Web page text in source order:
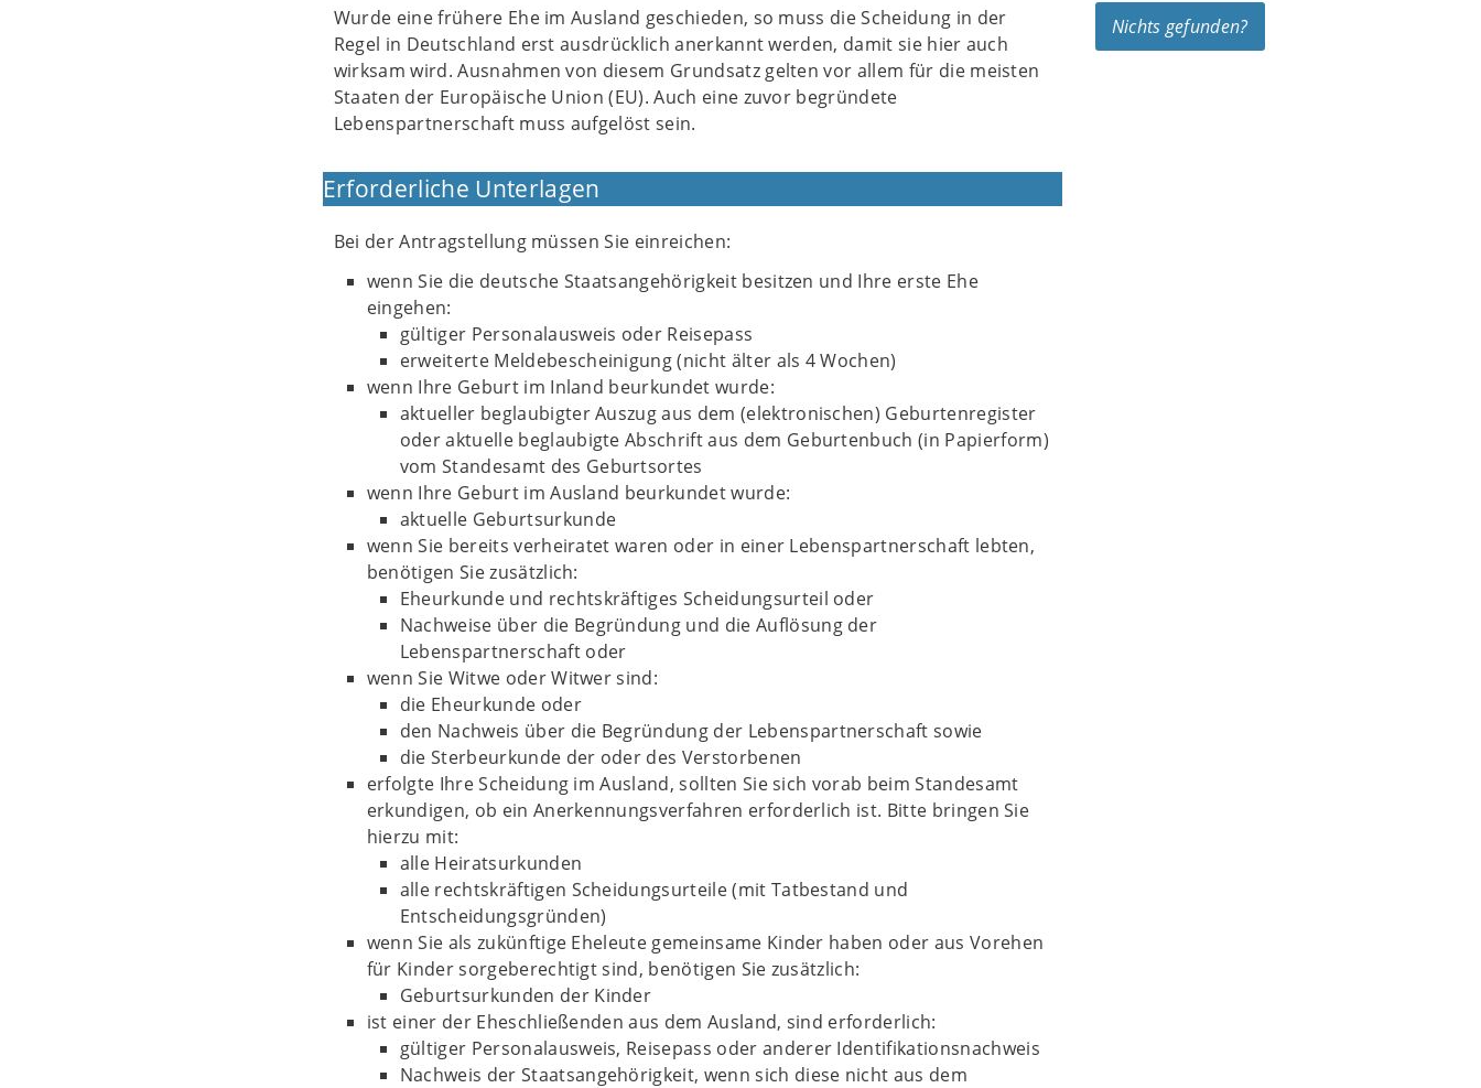
Wurde eine frühere Ehe im Ausland geschieden, so muss die Scheidung in der
Regel in Deutschland erst ausdrücklich anerkannt werden, damit sie hier auch
wirksam wird. Ausnahmen von diesem Grundsatz gelten vor allem für die meisten
Staaten der Europäische Union (EU). Auch eine zuvor begründete
Lebenspartnerschaft muss aufgelöst sein.
Erforderliche Unterlagen
Bei der Antragstellung müssen Sie einreichen:
wenn Sie die deutsche Staatsangehörigkeit besitzen und Ihre erste Ehe
eingehen:
gültiger Personalausweis oder Reisepass
erweiterte Meldebescheinigung (nicht älter als 4 Wochen)
wenn Ihre Geburt im Inland beurkundet wurde:
aktueller beglaubigter Auszug aus dem (elektronischen) Geburtenregister
oder aktuelle beglaubigte Abschrift aus dem Geburtenbuch (in Papierform)
vom Standesamt des Geburtsortes
wenn Ihre Geburt im Ausland beurkundet wurde:
aktuelle Geburtsurkunde
wenn Sie bereits verheiratet waren oder in einer Lebenspartnerschaft lebten,
benötigen Sie zusätzlich:
Eheurkunde und rechtskräftiges Scheidungsurteil oder
Nachweise über die Begründung und die Auflösung der
Lebenspartnerschaft oder
wenn Sie Witwe oder Witwer sind:
die Eheurkunde oder
den Nachweis über die Begründung der Lebenspartnerschaft sowie
die Sterbeurkunde der oder des Verstorbenen
erfolgte Ihre Scheidung im Ausland, sollten Sie sich vorab beim Standesamt
erkundigen, ob ein Anerkennungsverfahren erforderlich ist. Bitte bringen Sie
hierzu mit:
alle Heiratsurkunden
alle rechtskräftigen Scheidungsurteile (mit Tatbestand und
Entscheidungsgründen)
wenn Sie als zukünftige Eheleute gemeinsame Kinder haben oder aus Vorehen
für Kinder sorgeberechtigt sind, benötigen Sie zusätzlich:
Geburtsurkunden der Kinder
ist einer der Eheschließenden aus dem Ausland, sind erforderlich:
gültiger Personalausweis, Reisepass oder anderer Identifikationsnachweis
Nachweis der Staatsangehörigkeit, wenn sich diese nicht aus dem
Nichts gefunden?